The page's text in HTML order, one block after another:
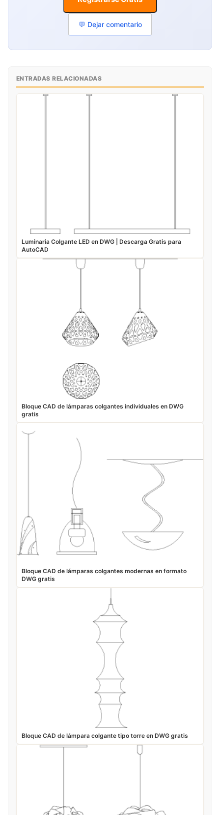
💬 Dejar comentario
ENTRADAS RELACIONADAS
Luminaria Colgante LED en DWG | Descarga Gratis para
AutoCAD
Bloque CAD de lámparas colgantes individuales en DWG
gratis
Bloque CAD de lámparas colgantes modernas en formato
DWG gratis
Bloque CAD de lámpara colgante tipo torre en DWG gratis